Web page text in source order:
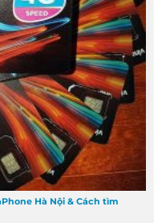
Hà Nội & Cách tìm